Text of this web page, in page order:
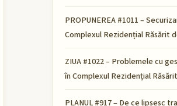
PROPUNEREA #1011 –
Complexul Rezidențial Răsărit
ZIUA #1022 – Problemele cu
în Complexul Rezidențial
PLANUL #917 – De ce lipsesc